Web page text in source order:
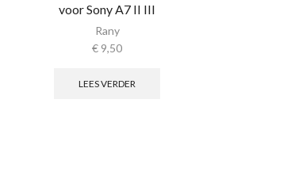
voor Sony A7 II III
Rany
€ 9,50
LEES VERDER